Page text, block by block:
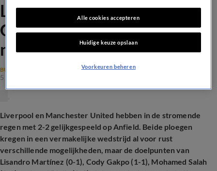
Liverpool wint ondanks goal
Gakpo en handsbal De Ligt
niet van Manchester United
BUITENLANDS VOETBAL
5 jan 2025, 19:29
Liverpool en Manchester United hebben in de stromende
regen met 2-2 gelijkgespeeld op Anfield. Beide ploegen
kregen in een vermakelijke wedstrijd al voor rust
verschillende mogelijkheden, maar de doelpunten van
Lisandro Martínez (0-1), Cody Gakpo (1-1), Mohamed Salah
Alle cookies accepteren
Huidige keuze opslaan
Voorkeuren beheren